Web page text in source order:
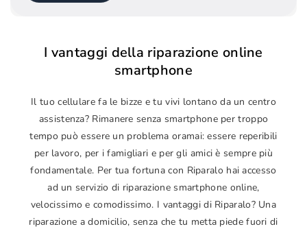
I vantaggi della riparazione online
smartphone
Il tuo cellulare fa le bizze e tu vivi lontano da un centro
assistenza? Rimanere senza smartphone per troppo
tempo può essere un problema oramai: essere reperibili
per lavoro, per i famigliari e per gli amici è sempre più
fondamentale. Per tua fortuna con Riparalo hai accesso
ad un servizio di riparazione smartphone online,
velocissimo e comodissimo. I vantaggi di Riparalo? Una
riparazione a domicilio, senza che tu metta piede fuori di